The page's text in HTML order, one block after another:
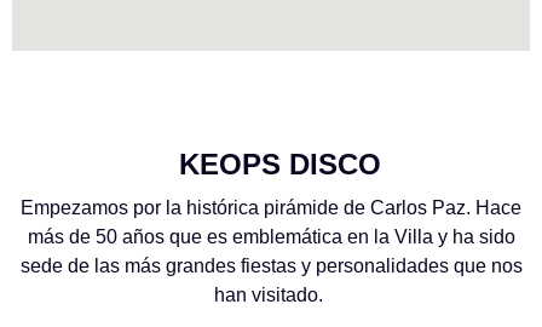
KEOPS DISCO
Empezamos por la histórica pirámide de Carlos Paz. Hace
más de 50 años que es emblemática en la Villa y ha sido
sede de las más grandes fiestas y personalidades que nos
han visitado.